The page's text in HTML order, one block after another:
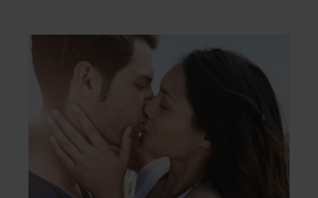
een voorstelling die niet alleen raakt, maar
het publiek ook aan het denken zet.